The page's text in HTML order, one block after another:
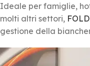
Ideale per famiglie,
molti altri settori,
gestione della